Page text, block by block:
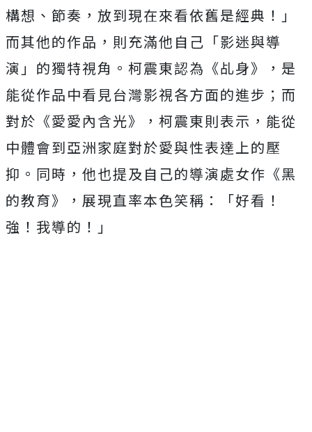
構想、節奏，放到現在來看依舊是經典！」
而其他的作品，則充滿他自己「影迷與導
演」的獨特視角。 柯震東認為《乩身》，是
能從作品中看見台灣影視各方面的進步； 而
對於《愛愛內含光》，柯震東則表示， 能從
中體會到亞洲家庭對於愛與性表達上的壓
抑。同時， 他也提及自己的導演處女作《黑
的教育》，展現直率本色笑稱：「好看！
強！我導的！」